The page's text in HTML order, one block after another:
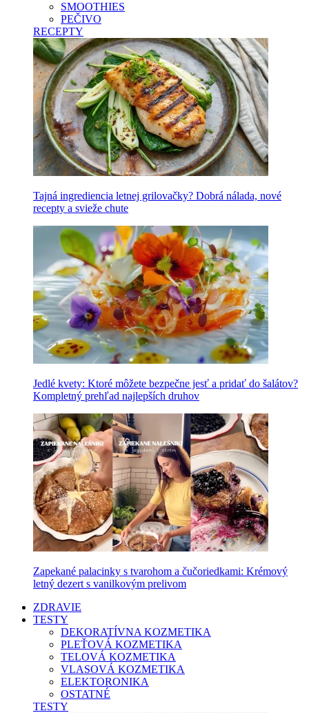
SMOOTHIES
PEČIVO
RECEPTY
Tajná ingrediencia letnej grilovačky? Dobrá nálada, nové
recepty a svieže chute
Jedlé kvety: Ktoré môžete bezpečne jesť a pridať do šalátov?
Kompletný prehľad najlepších druhov
Zapekané palacinky s tvarohom a čučoriedkami: Krémový
letný dezert s vanilkovým prelivom
ZDRAVIE
TESTY
DEKORATÍVNA KOZMETIKA
PLEŤOVÁ KOZMETIKA
TELOVÁ KOZMETIKA
VLASOVÁ KOZMETIKA
ELEKTORONIKA
OSTATNÉ
TESTY